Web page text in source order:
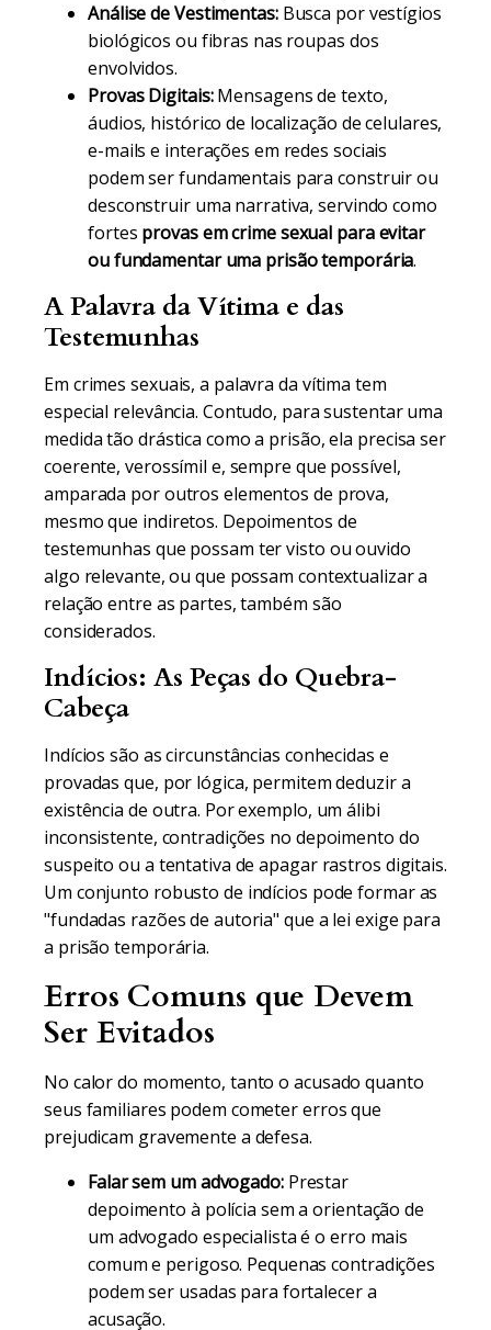
Análise de Vestimentas:Busca por vestígios
biológicos ou fibras nas roupas dos
envolvidos.
Provas Digitais:Mensagens de texto,
áudios, histórico de localização de celulares,
e-mails e interações em redes sociais
podem ser fundamentais para construir ou
desconstruir uma narrativa, servindo como
fortes provas em crime sexual para evitar
ou fundamentar uma prisão temporária.
A Palavra da Vítima e das
Testemunhas
Em crimes sexuais, a palavra da vítima tem
especial relevância. Contudo, para sustentar uma
medida tão drástica como a prisão, ela precisa ser
coerente, verossímil e, sempre que possível,
amparada por outros elementos de prova,
mesmo que indiretos. Depoimentos de
testemunhas que possam ter visto ou ouvido
algo relevante, ou que possam contextualizar a
relação entre as partes, também são
considerados.
Indícios: As Peças do Quebra-
Cabeça
Indícios são as circunstâncias conhecidas e
provadas que, por lógica, permitem deduzir a
existência de outra. Por exemplo, um álibi
inconsistente, contradições no depoimento do
suspeito ou a tentativa de apagar rastros digitais.
Um conjunto robusto de indícios pode formar as
"fundadas razões de autoria" que a lei exige para
a prisão temporária.
Erros Comuns que Devem
Ser Evitados
No calor do momento, tanto o acusado quanto
seus familiares podem cometer erros que
prejudicam gravemente a defesa.
Falar sem um advogado:Prestar
depoimento à polícia sem a orientação de
um advogado especialista é o erro mais
comum e perigoso. Pequenas contradições
podem ser usadas para fortalecer a
acusação.